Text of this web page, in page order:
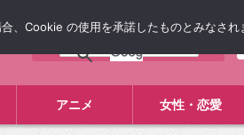
アニメ 女性・恋愛
、Cookie の使用を承諾したものとみなされ